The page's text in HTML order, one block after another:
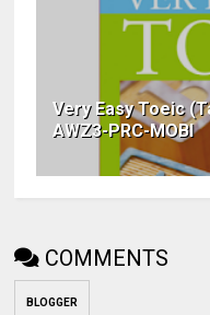
Very Easy Toeic
AWZ3-PRC-MOBI
COMMENTS
BLOGGER